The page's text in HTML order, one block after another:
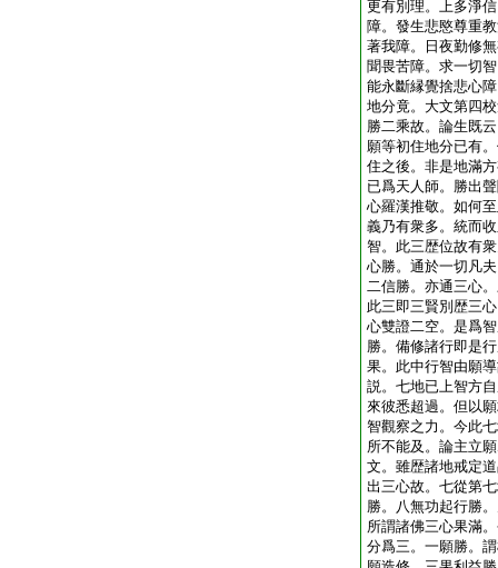
更有別理。上多淨
障。發生悲愍尊重
著我障。日夜勤修
聞畏苦障。求一切
能永斷縁覺捨悲心
地分竟。大文第四
勝二乘故。論生既
願等初住地分已有
住之後。非是地滿
已爲天人師。勝出
心羅漢推敬。如何
義乃有衆多。統而
智。此三歴位故有
心勝。通於一切凡
二信勝。亦通三心
此三即三賢別歴三
心雙證二空。是爲
勝。備修諸行即是
果。此中行智由願
説。七地已上智方
來彼悉超過。但以
智觀察之力。今此
所不能及。論主立
文。雖歴諸地戒定
出三心故。七從第
勝。八無功起行勝
所謂諸佛三心果滿
分爲三。一願勝。